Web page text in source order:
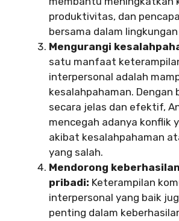
produktivitas, dan
bersama dalam
Mengurangi
satu manfaat
interpersonal adalah
kesalahpahaman. Dengan
secara jelas dan efektif,
mencegah adanya konflik
akibat kesalahpahaman
yang salah.
Mendorong
pribadi: Keterampilan
interpersonal yang baik
penting dalam